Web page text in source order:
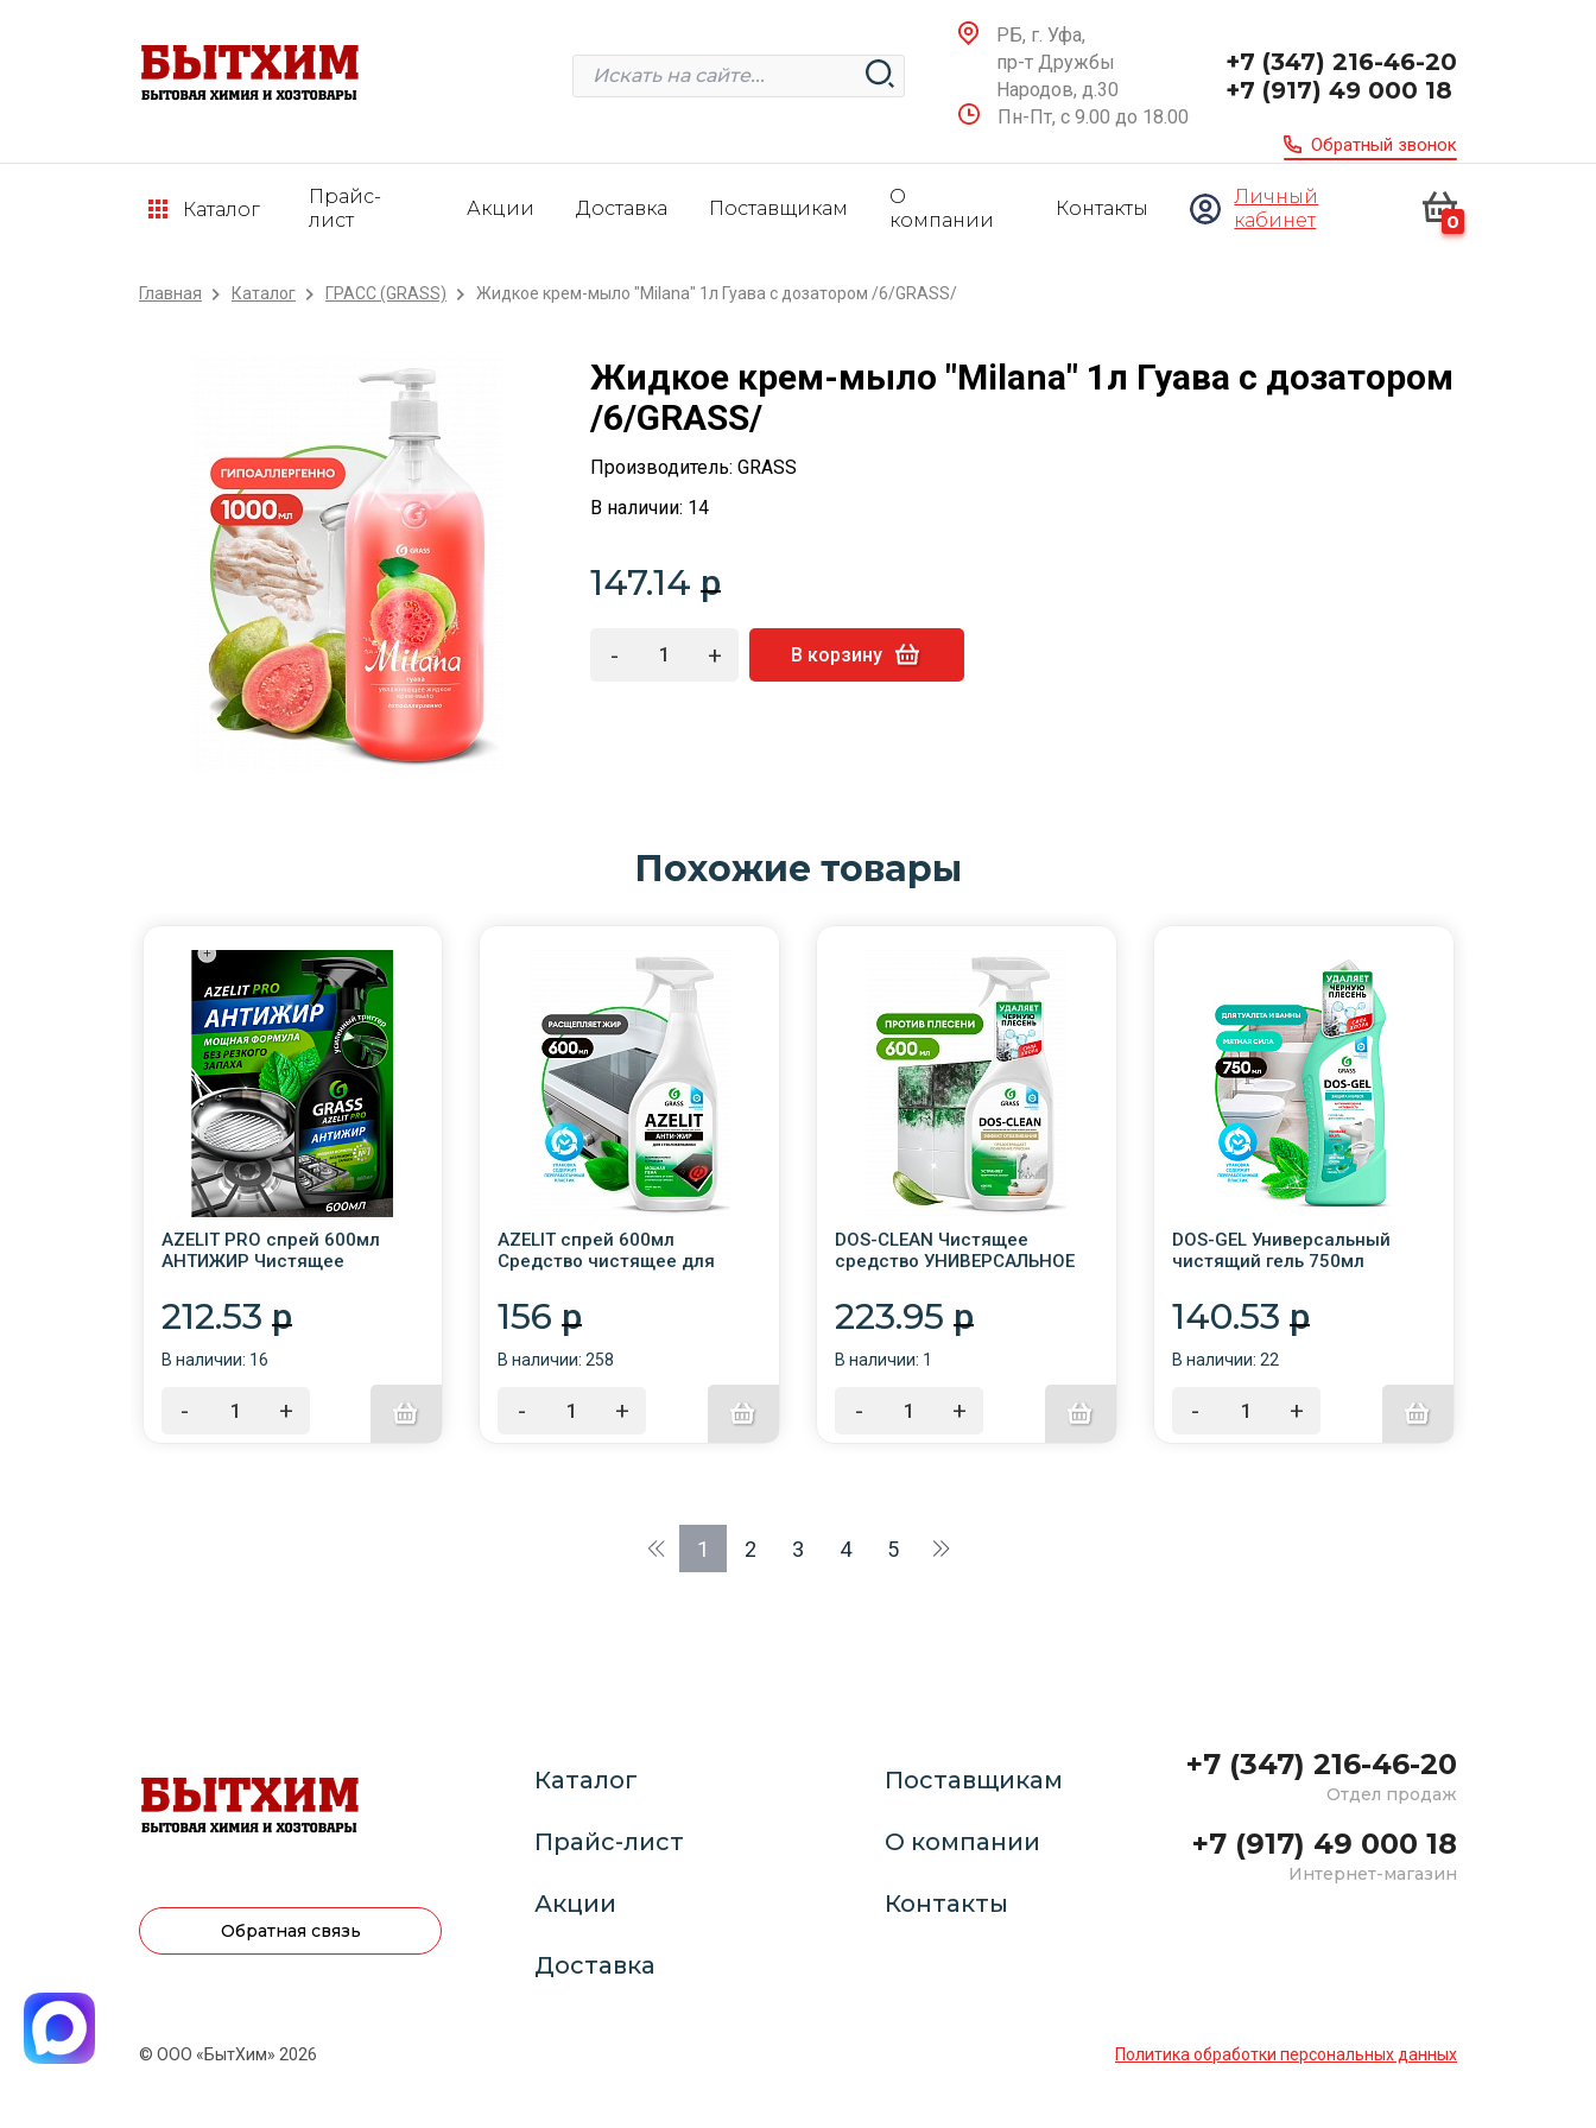
РБ, г. Уфа,
пр-т Дружбы
Народов, д.30
Пн-Пт, с 9.00 до 18.00
+7 (347) 216-46-20
+7 (917) 49 000 18
Обратный звонок
Каталог
Прайс-
лист
Акции Доставка Поставщикам
О
компании
Контакты
Личный
кабинет
0
Главная Каталог ГРАСС (GRASS) Жидкое крем-мыло "Milana" 1л Гуава с дозатором /6/GRASS/
Жидкое крем-мыло "Milana" 1л Гуава с дозатором
/6/GRASS/
Производитель: GRASS
В наличии: 14
147.14 p
- + В корзину
Похожие товары
AZELIT PRO спрей 600мл
АНТИЖИР Чистящее
/8/GRASS
212.53 p
В наличии: 16
- +
AZELIT спрей 600мл
Средство чистящее для
156p
В наличии: 258
- +
DOS-CLEAN Чистящее
средство УНИВЕРСАЛЬНОЕ
223.95 p
В наличии: 1
- +
DOS-GEL Универсальный
чистящий гель 750мл
140.53 p
В наличии: 22
- +
1 2 3 4 5
Обратная связь
Каталог
Прайс-лист
Акции
Доставка
Поставщикам
О компании
Контакты
+7 (347) 216-46-20
Отдел продаж
+7 (917) 49 000 18
Интернет-магазин
© ООО «БытХим» 2026 Политика обработки персональных данных